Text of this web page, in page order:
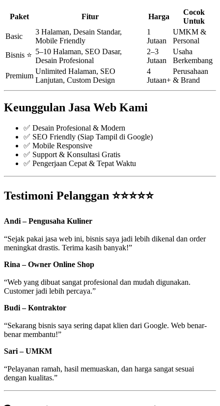
Paket Fitur Harga
Cocok
Untuk
Basic
3 Halaman, Desain Standar,
Mobile Friendly
1
Jutaan
UMKM &
Personal
Bisnis ⭐ 5–10 Halaman, SEO Dasar,
Desain Profesional
2–3
Jutaan
Usaha
Berkembang
Premium
Unlimited Halaman, SEO
Lanjutan, Custom Design
4
Jutaan+
Perusahaan
& Brand
Keunggulan Jasa Web Kami
✅ Desain Profesional & Modern
✅ SEO Friendly (Siap Tampil di Google)
✅ Mobile Responsive
✅ Support & Konsultasi Gratis
✅ Pengerjaan Cepat & Tepat Waktu
Testimoni Pelanggan ⭐⭐⭐⭐⭐
Andi – Pengusaha Kuliner
“Sejak pakai jasa web ini, bisnis saya jadi lebih dikenal dan order
meningkat drastis. Terima kasih banyak!”
Rina – Owner Online Shop
“Web yang dibuat sangat profesional dan mudah digunakan.
Customer jadi lebih percaya.”
Budi – Kontraktor
“Sekarang bisnis saya sering dapat klien dari Google. Web benar-
benar membantu!”
Sari – UMKM
“Pelayanan ramah, hasil memuaskan, dan harga sangat sesuai
dengan kualitas.”